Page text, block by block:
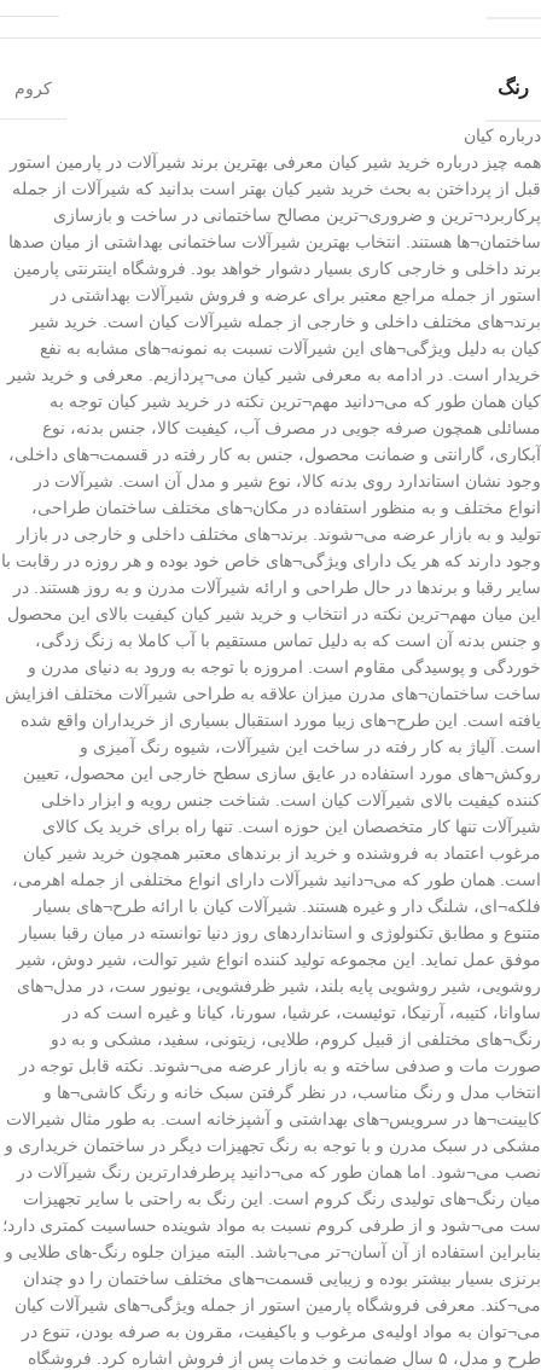
رنگ کروم
درباره کیان
همه چیز درباره خرید شیر کیان معرفی بهترین برند شیرآلات در پارمین استور
قبل از پرداختن به بحث خرید شیر کیان بهتر است بدانید که شیرآلات از جمله
پرکاربرد¬ترین و ضروری¬ترین مصالح ساختمانی در ساخت و بازسازی
ساختمان¬ها هستند. انتخاب بهترین شیرآلات ساختمانی بهداشتی از میان صدها
برند داخلی و خارجی کاری بسیار دشوار خواهد بود. فروشگاه اینترنتی پارمین
استور از جمله مراجع معتبر برای عرضه و فروش شیرآلات بهداشتی در
برند¬های مختلف داخلی و خارجی از جمله شیرآلات کیان است. خرید شیر
کیان به دلیل ویژگی¬های این شیرآلات نسبت به نمونه¬های مشابه به نفع
خریدار است. در ادامه به معرفی شیر کیان می¬پردازیم. معرفی و خرید شیر
کیان همان طور که می¬دانید مهم¬ترین نکته در خرید شیر کیان توجه به
مسائلی همچون صرفه جویی در مصرف آب، کیفیت کالا، جنس بدنه، نوع
آبکاری، گارانتی و ضمانت محصول، جنس به کار رفته در قسمت¬های داخلی،
وجود نشان استاندارد روی بدنه کالا، نوع شیر و مدل آن است. شیرآلات در
انواع مختلف و به منظور استفاده در مکان¬های مختلف ساختمان طراحی،
تولید و به بازار عرضه می¬شوند. برند¬های مختلف داخلی و خارجی در بازار
وجود دارند که هر یک دارای ویژگی¬های خاص خود بوده و هر روزه در رقابت با
سایر رقبا و برندها در حال طراحی و ارائه شیرآلات مدرن و به روز هستند. در
این میان مهم¬ترین نکته در انتخاب و خرید شیر کیان کیفیت بالای این محصول
و جنس بدنه آن است که به دلیل تماس مستقیم با آب کاملا به زنگ زدگی،
خوردگی و پوسیدگی مقاوم است. امروزه با توجه به ورود به دنیای مدرن و
ساخت ساختمان¬های مدرن میزان علاقه به طراحی شیرآلات مختلف افزایش
یافته است. این طرح¬های زیبا مورد استقبال بسیاری از خریداران واقع شده
است. آلیاژ به کار رفته در ساخت این شیرآلات، شیوه رنگ آمیزی و
روکش¬های مورد استفاده در عایق سازی سطح خارجی این محصول، تعیین
کننده کیفیت بالای شیرآلات کیان است. شناخت جنس رویه و ابزار داخلی
شیرآلات تنها کار متخصصان این حوزه است. تنها راه برای خرید یک کالای
مرغوب اعتماد به فروشنده و خرید از برندهای معتبر همچون خرید شیر کیان
است. همان طور که می¬دانید شیرآلات دارای انواع مختلفی از جمله اهرمی،
فلکه¬ای، شلنگ دار و غیره هستند. شیرآلات کیان با ارائه طرح¬های بسیار
متنوع و مطابق تکنولوژی و استانداردهای روز دنیا توانسته در میان رقبا بسیار
موفق عمل نماید. این مجموعه تولید کننده انواع شیر توالت، شیر دوش، شیر
روشویی، شیر روشویی پایه بلند، شیر ظرفشویی، یونیور ست، در مدل¬های
ساوانا، کتیبه، آرنیکا، توئیست، عرشیا، سورنا، کیانا و غیره است که در
رنگ¬های مختلفی از قبیل کروم، طلایی، زیتونی، سفید، مشکی و به دو
صورت مات و صدفی ساخته و به بازار عرضه می¬شوند. نکته قابل توجه در
انتخاب مدل و رنگ مناسب، در نظر گرفتن سبک خانه و رنگ کاشی¬ها و
کابینت¬ها در سرویس¬های بهداشتی و آشپزخانه است. به طور مثال شیرالات
مشکی در سبک مدرن و با توجه به رنگ تجهیزات دیگر در ساختمان خریداری و
نصب می¬شود. اما همان طور که می¬دانید پرطرفدارترین رنگ شیرآلات در
میان رنگ¬های تولیدی رنگ کروم است. این رنگ به راحتی با سایر تجهیزات
ست می¬شود و از طرفی کروم نسبت به مواد شوینده حساسیت کمتری دارد؛
بنابراین استفاده از آن آسان¬تر می¬باشد. البته میزان جلوه رنگ-های طلایی و
برنزی بسیار بیشتر بوده و زیبایی قسمت¬های مختلف ساختمان را دو چندان
می¬کند. معرفی فروشگاه پارمین استور از جمله ویژگی¬های شیرآلات کیان
می¬توان به مواد اولیه‌ی مرغوب و باکیفیت، مقرون به صرفه بودن، تنوع در
طرح و مدل، ۵ سال ضمانت و خدمات پس از فروش اشاره کرد. فروشگاه